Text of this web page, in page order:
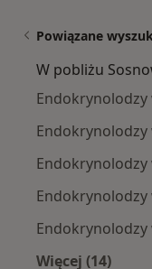
Powiązane
W pobliżu
Endokrynolodzy
Endokrynolodzy
Endokrynolodzy
Endokrynolodzy
Więcej (14)